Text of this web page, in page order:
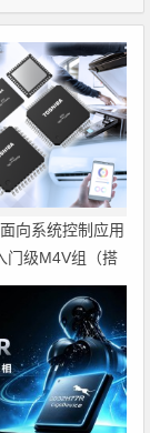
向系统控制应用
级M4V组（搭
内核的标准微
品